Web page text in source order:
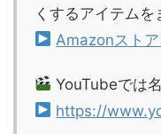
くするアイテムを
Amazonスト
YouTubeでは
https://